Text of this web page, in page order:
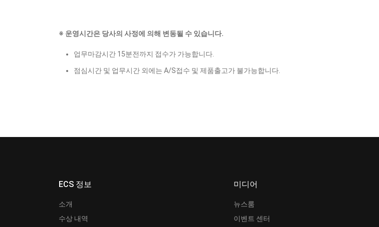
※ 운영시간은 당사의 사정에 의해 변동될 수 있습니다.
업무마감시간 15분전까지 접수가 가능합니다.
점심시간 및 업무시간 외에는 A/S접수 및 제품출고가 불가능합니다.
ECS 정보
소개
수상 내역
미디어
뉴스룸
이벤트 센터